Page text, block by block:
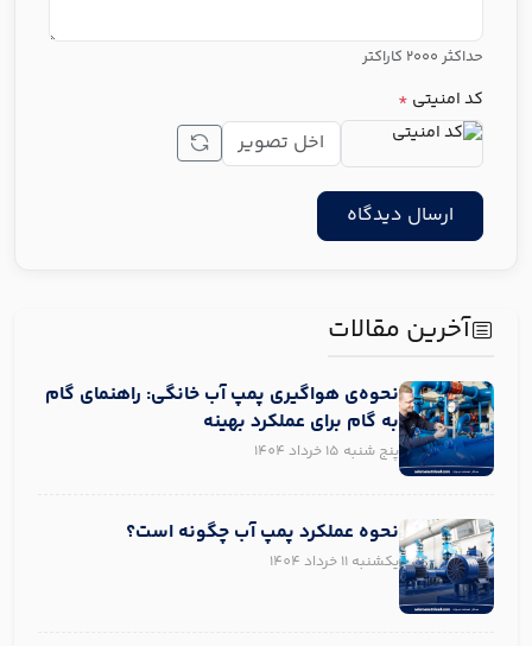
حداکثر ۲۰۰۰ کاراکتر
کد امنیتی *
ارسال دیدگاه
آخرین مقالات
نحوه‌ی هواگیری پمپ آب خانگی: راهنمای گام
به گام برای عملکرد بهینه
پنج شنبه 15 خرداد 1404
نحوه عملکرد پمپ آب چگونه است؟
یکشنبه 11 خرداد 1404